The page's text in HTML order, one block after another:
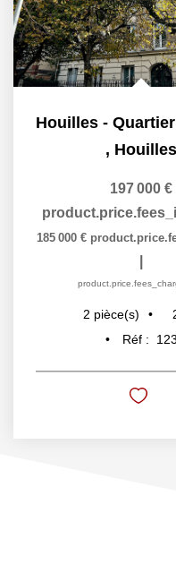
, Houilles
197 000 €
185 000 €
2 pièce(s)
Réf :